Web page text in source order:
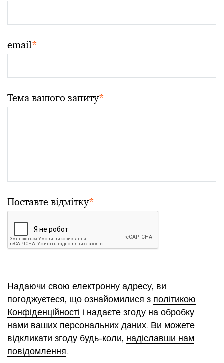
email*
Тема вашого запиту*
Поставте відмітку*
Надаючи свою електронну адресу, ви
погоджуєтеся, що ознайомилися з політикою
Конфіденційності і надаєте згоду на обробку
нами ваших персональних даних. Ви можете
відкликати згоду будь-коли, надіславши нам
повідомлення.